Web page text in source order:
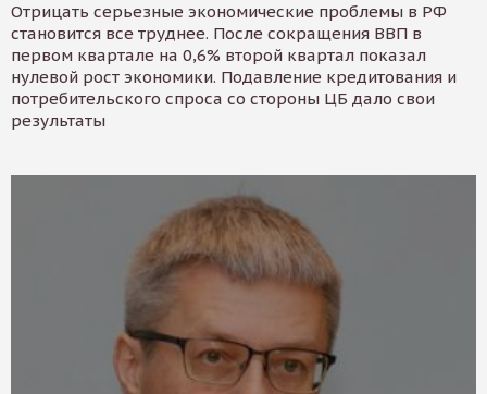
Отрицать серьезные экономические проблемы в РФ
становится все труднее. После сокращения ВВП в
первом квартале на 0,6% второй квартал показал
нулевой рост экономики. Подавление кредитования и
потребительского спроса со стороны ЦБ дало свои
результаты